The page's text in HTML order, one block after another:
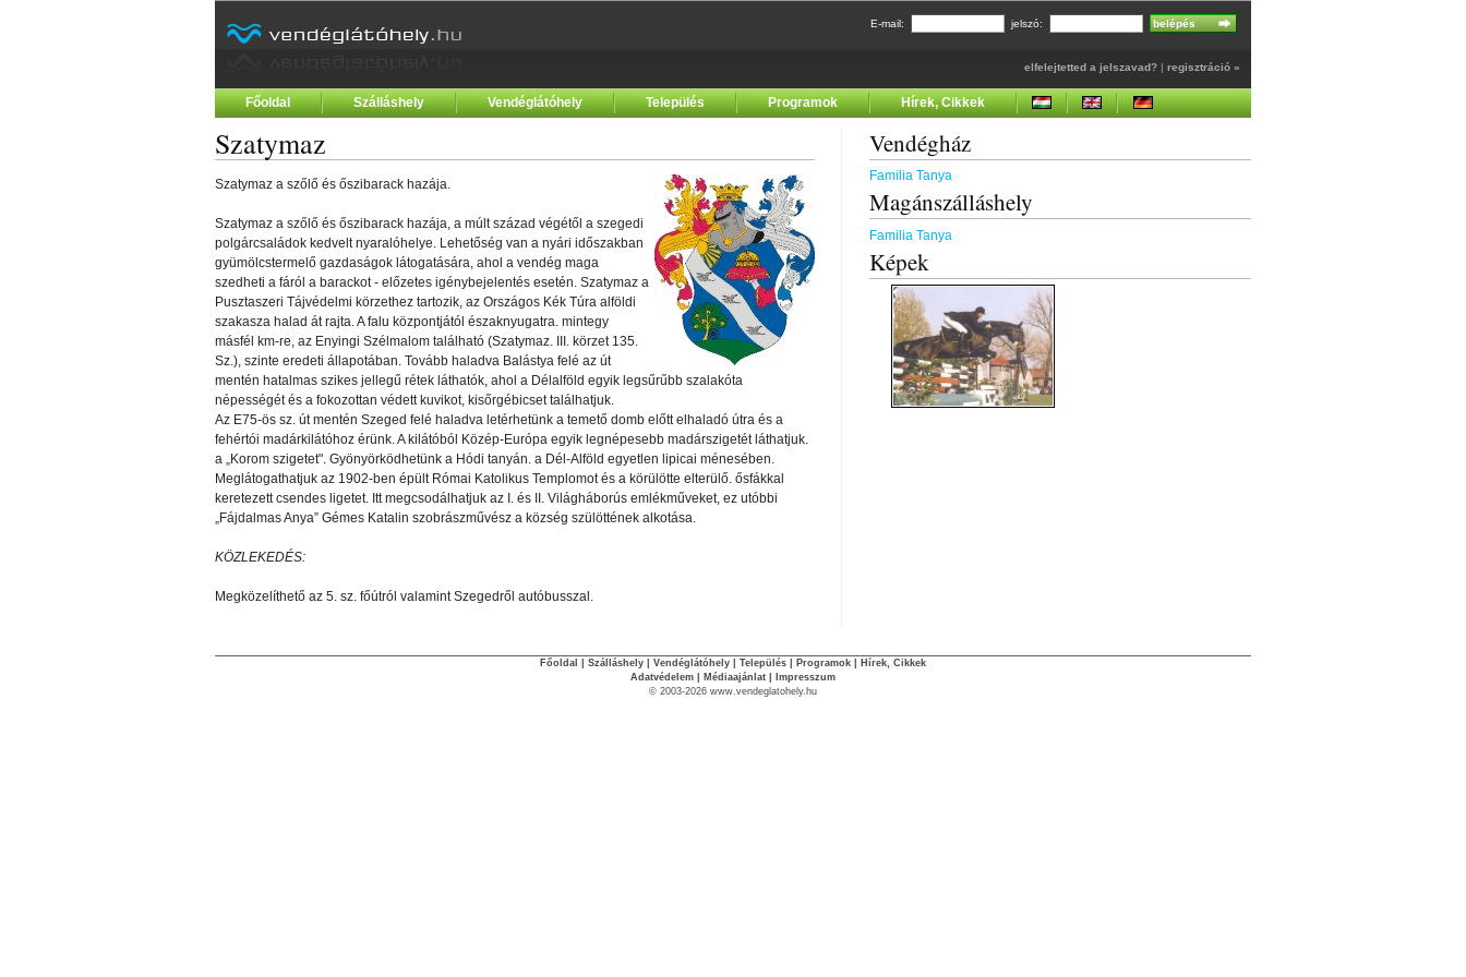
E-mail: jelszó:
elfelejtetted a jelszavad? | regisztráció »
Főoldal Szálláshely Vendéglátóhely Település Programok Hírek, Cikkek
Szatymaz
Szatymaz a szőlő és őszibarack hazája.
Szatymaz a szőlő és őszibarack hazája, a múlt század végétől a szegedi
polgárcsaládok kedvelt nyaralóhelye. Lehetőség van a nyári időszakban
gyümölcstermelő gazdaságok látogatására, ahol a vendég maga
szedheti a fáról a barackot - előzetes igénybejelentés esetén. Szatymaz a
Pusztaszeri Tájvédelmi körzethez tartozik, az Országos Kék Túra alföldi
szakasza halad át rajta. A falu központjától északnyugatra. mintegy
másfél km-re, az Enyingi Szélmalom található (Szatymaz. III. körzet 135.
Sz.), szinte eredeti állapotában. Tovább haladva Balástya felé az út
mentén hatalmas szikes jellegű rétek láthatók, ahol a Délalföld egyik legsűrűbb szalakóta
népességét és a fokozottan védett kuvikot, kisőrgébicset találhatjuk.
Az E75-ös sz. út mentén Szeged felé haladva letérhetünk a temető domb előtt elhaladó útra és a
fehértói madárkilátóhoz érünk. A kilátóból Közép-Európa egyik legnépesebb madárszigetét láthatjuk.
a „Korom szigetet". Gyönyörködhetünk a Hódi tanyán. a Dél-Alföld egyetlen lipicai ménesében.
Meglátogathatjuk az 1902-ben épült Római Katolikus Templomot és a körülötte elterülő. ősfákkal
keretezett csendes ligetet. Itt megcsodálhatjuk az I. és II. Világháborús emlékműveket, ez utóbbi
„Fájdalmas Anya” Gémes Katalin szobrászművész a község szülöttének alkotása.
KÖZLEKEDÉS:
Megközelíthető az 5. sz. főútról valamint Szegedről autóbusszal.
Vendégház
Familia Tanya
Magánszálláshely
Familia Tanya
Képek
Főoldal Szálláshely Vendéglátóhely Település Programok
Hírek, Cikkek
Adatvédelem
Médiaajánlat
Impresszum
© 2003-2026 www.vendeglatohely.hu